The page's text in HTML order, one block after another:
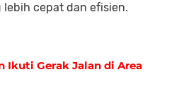
cepat dan efisien.
Ikuti Gerak Jalan di Area